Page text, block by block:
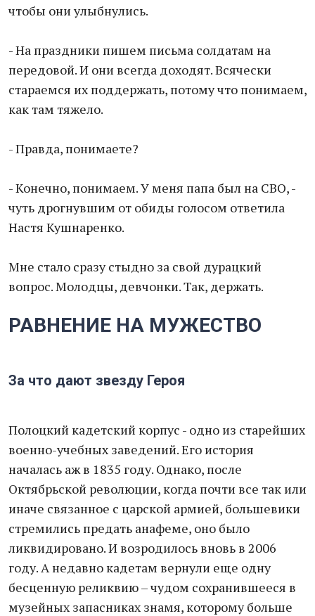
чтобы они улыбнулись.
- На праздники пишем письма солдатам на
передовой. И они всегда доходят. Всячески
стараемся их поддержать, потому что понимаем,
как там тяжело.
- Правда, понимаете?
- Конечно, понимаем. У меня папа был на СВО, -
чуть дрогнувшим от обиды голосом ответила
Настя Кушнаренко.
Мне стало сразу стыдно за свой дурацкий
вопрос. Молодцы, девчонки. Так, держать.
РАВНЕНИЕ НА МУЖЕСТВО
За что дают звезду Героя
Полоцкий кадетский корпус - одно из старейших
военно-учебных заведений. Его история
началась аж в 1835 году. Однако, после
Октябрьской революции, когда почти все так или
иначе связанное с царской армией, большевики
стремились предать анафеме, оно было
ликвидировано. И возродилось вновь в 2006
году. А недавно кадетам вернули еще одну
бесценную реликвию – чудом сохранившееся в
музейных запасниках знамя, которому больше